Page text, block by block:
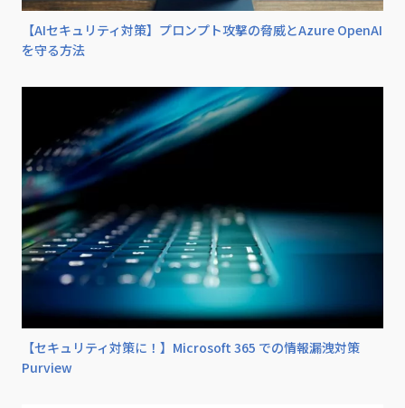
【AIセキュリティ対策】プロンプト攻撃の脅威とAzure OpenAI
を守る方法
【セキュリティ対策に！】Microsoft 365 での情報漏洩対策
Purview